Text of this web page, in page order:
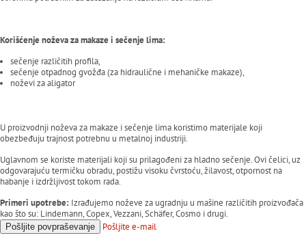
Korišćenje noževa za makaze i sečenje lima:
sečenje različitih profila,
sečenje otpadnog gvožđa (za hidraulične i mehaničke makaze),
noževi za aligator
U proizvodnji noževa za makaze i sečenje lima koristimo materijale koji
obezbeđuju trajnost potrebnu u metalnoj industriji.
Uglavnom se koriste materijali koji su prilagođeni za hladno sečenje. Ovi čelici, uz
odgovarajuću termičku obradu, postižu visoku čvrstoću, žilavost, otpornost na
habanje i izdržljivost tokom rada.
Primeri upotrebe: Izrađujemo noževe za ugradnju u mašine različitih proizvođača
kao što su: Lindemann, Copex, Vezzani, Schäfer, Cosmo i drugi.
Pošljite povpraševanje Pošljite e-mail